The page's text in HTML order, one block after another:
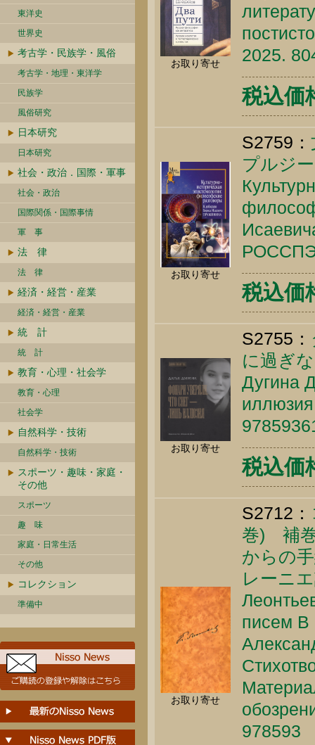
東洋史
世界史
考古学・民族学・風俗
考古学・地理・東洋学
民族学
風俗研究
日本研究
日本研究
社会・政治．国際・軍事
社会・政治
国際関係・国際事情
軍 事
法 律
法 律
経済・経営・産業
経済・経営・産業
統 計
統 計
教育・心理・社会学
教育・心理
社会学
自然科学・技術
自然科学・技術
スポーツ・趣味・家庭・
その他
スポーツ
趣 味
家庭・日常生活
その他
コレクション
準備中
お取り寄せ
2025.
税込価
お取り寄せ
S2759：
プルジ
税込価
お取り寄せ
S2755：
に過ぎ
Дугина
税込価
お取り寄せ
S2712：
巻) 補
からの
レーニ
писем В
978593